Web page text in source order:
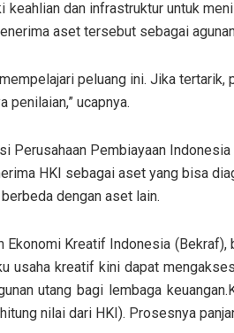
keahlian dan infrastruktur untuk
aset tersebut sebagai
peluang ini. Jika tertarik,
penilaian,” ucapnya.
Perusahaan Pembiayaan
HKI sebagai aset yang bisa
dengan aset lain.
Ekonomi Kreatif Indonesia (Bekraf),
usaha kreatif kini dapat
utang bagi lembaga
nilai dari HKI). Prosesnya